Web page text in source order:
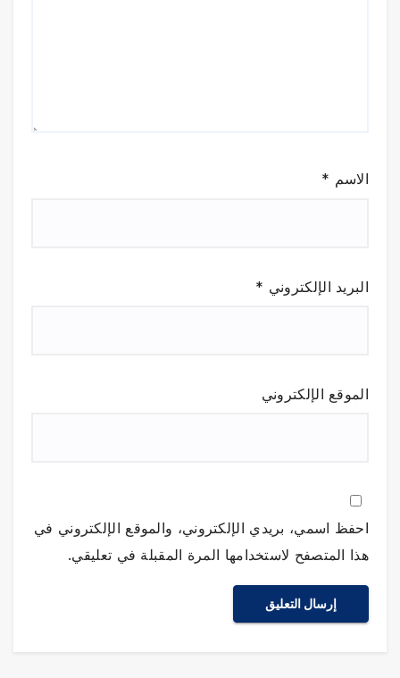
الاسم *
البريد الإلكتروني *
الموقع الإلكتروني
احفظ اسمي، بريدي الإلكتروني، والموقع الإلكتروني في
هذا المتصفح لاستخدامها المرة المقبلة في تعليقي.